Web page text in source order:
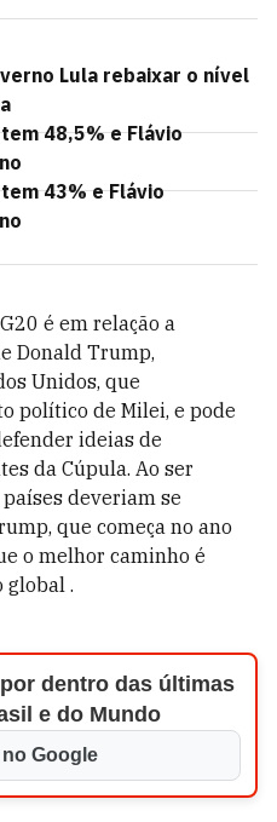
Lula rebaixar o nível
48,5% e Flávio
43% e Flávio
é em relação a
Donald Trump,
Unidos, que
político de Milei, e pode
ideias de
da Cúpula. Ao ser
deveriam se
que começa no ano
o melhor caminho é
global .
dentro das últimas
e do Mundo
Google